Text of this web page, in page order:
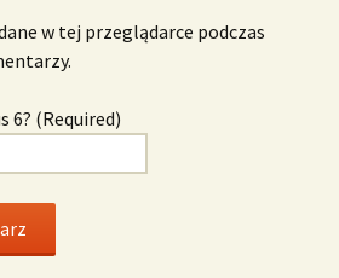
w tej przeglądarce podczas
6? (Required)